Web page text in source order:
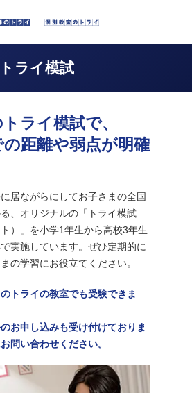
トライ模試
ライ模試で、
距離や弱点が明確
居ながらにしてお子さまの全国
、オリジナルの「トライ模試
ト）」を小学1年生から高校3年生
実施しています。ぜひ定期的に
の学習にお役立てください。
トライの教室でも受験できま
お申し込みも受け付けておりま
問い合わせください。